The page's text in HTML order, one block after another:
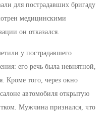
для пострадавших бригаду
медицинскими
он отказался.
у пострадавшего
его речь была невнятной,
Кроме того, через окно
автомобиля открытую
Мужчина признался, что